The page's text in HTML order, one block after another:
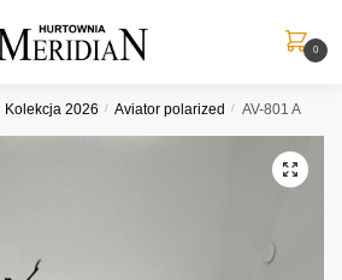
0
Kolekcja 2026 / Aviator polarized / AV-801 A